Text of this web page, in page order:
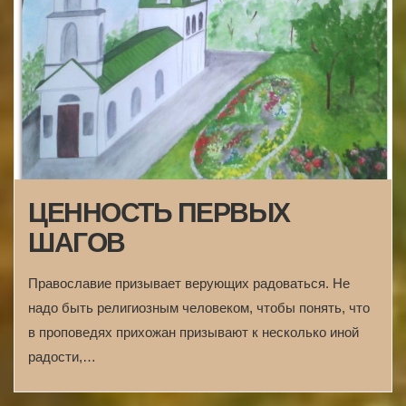
ЦЕННОСТЬ ПЕРВЫХ
ШАГОВ
Православие призывает верующих радоваться. Не
надо быть религиозным человеком, чтобы понять, что
в проповедях прихожан призывают к несколько иной
радости,…